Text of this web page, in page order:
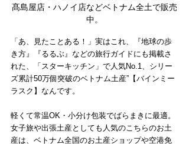
髙島屋店・ハノイ店などベトナム全土で販売
中。
「あ、見たことある！」実はこれ、『地球の歩
き方』『るるぶ』などの旅行ガイドにも掲載さ
れた、「スターキッチン」で人気No.1、シリー
ズ累計50万個突破のベトナム土産”【バインミー
ラスク】なんです。
軽くて常温OK・小分け包装でばらまきに最適。
女子旅や出張土産としても人気のこちらのお土
産は、ベトナム全国のお土産ショップや空港免